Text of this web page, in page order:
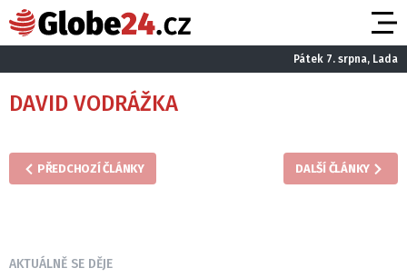
Pátek 7. srpna, Lada
DAVID VODRÁŽKA
PŘEDCHOZÍ ČLÁNKY DALŠÍ ČLÁNKY
AKTUÁLNĚ SE DĚJE